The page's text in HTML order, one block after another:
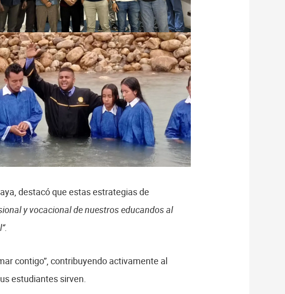
destacó que estas estrategias de
y vocacional de nuestros educandos al
contigo”, contribuyendo activamente al
estudiantes sirven.